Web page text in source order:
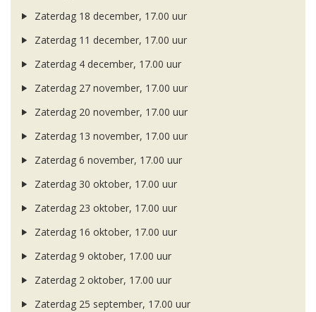
Zaterdag 18 december, 17.00 uur
Zaterdag 11 december, 17.00 uur
Zaterdag 4 december, 17.00 uur
Zaterdag 27 november, 17.00 uur
Zaterdag 20 november, 17.00 uur
Zaterdag 13 november, 17.00 uur
Zaterdag 6 november, 17.00 uur
Zaterdag 30 oktober, 17.00 uur
Zaterdag 23 oktober, 17.00 uur
Zaterdag 16 oktober, 17.00 uur
Zaterdag 9 oktober, 17.00 uur
Zaterdag 2 oktober, 17.00 uur
Zaterdag 25 september, 17.00 uur